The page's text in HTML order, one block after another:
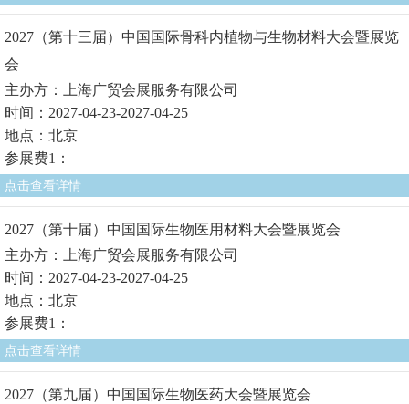
2027（第十三届）中国国际骨科内植物与生物材料大会暨展览
会
主办方：上海广贸会展服务有限公司
时间：2027-04-23-2027-04-25
地点：北京
参展费1：
点击查看详情
2027（第十届）中国国际生物医用材料大会暨展览会
主办方：上海广贸会展服务有限公司
时间：2027-04-23-2027-04-25
地点：北京
参展费1：
点击查看详情
2027（第九届）中国国际生物医药大会暨展览会